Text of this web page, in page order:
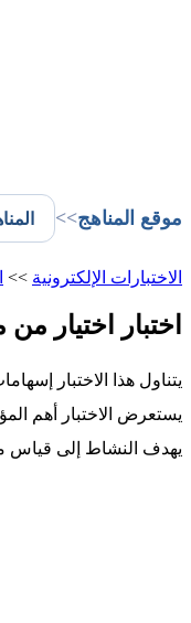
موقع المناهج>>
الاختبارات الإلكترونية >>
اختبار اختيار
يتناول هذا الاختبار
يستعرض الاختبار أهم
يهدف النشاط إلى قياس